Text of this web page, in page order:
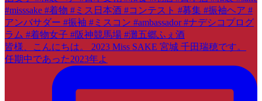
皆様、こんにちは。 2023 Miss SAKE 宮城 千田瑞穂です。
任期中であった2023年よ